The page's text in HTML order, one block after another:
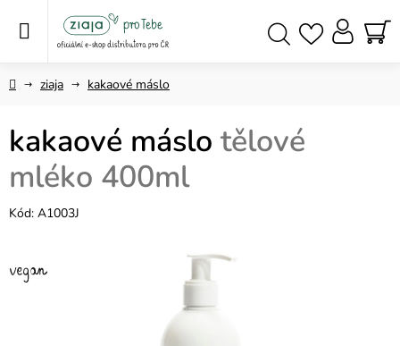
Domůziaja kakaové máslo
kakaové máslo tělové
mléko 400ml
Kód: A1003J